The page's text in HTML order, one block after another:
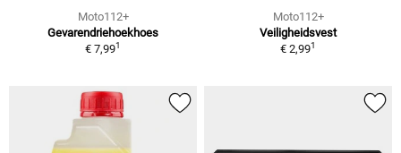
Moto112+
Gevarendriehoekhoes
€ 7,991
Moto112+
Veiligheidsvest
€ 2,991